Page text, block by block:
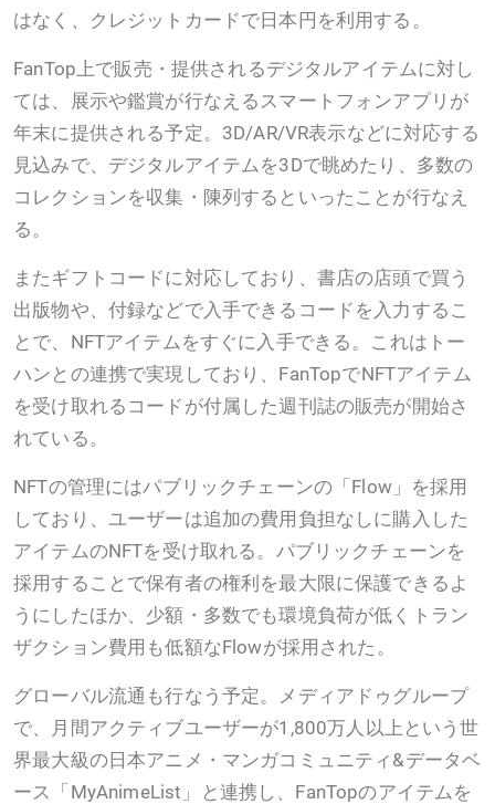
はなく、クレジットカードで日本円を利用する。
FanTop上で販売・提供されるデジタルアイテムに対し
ては、展示や鑑賞が行なえるスマートフォンアプリが
年末に提供される予定。3D/AR/VR表示などに対応する
見込みで、デジタルアイテムを3Dで眺めたり、多数の
コレクションを収集・陳列するといったことが行なえ
る。
またギフトコードに対応しており、書店の店頭で買う
出版物や、付録などで入手できるコードを入力するこ
とで、NFTアイテムをすぐに入手できる。これはトー
ハンとの連携で実現しており、FanTopでNFTアイテム
を受け取れるコードが付属した週刊誌の販売が開始さ
れている。
NFTの管理にはパブリックチェーンの「Flow」を採用
しており、ユーザーは追加の費用負担なしに購入した
アイテムのNFTを受け取れる。パブリックチェーンを
採用することで保有者の権利を最大限に保護できるよ
うにしたほか、少額・多数でも環境負荷が低くトラン
ザクション費用も低額なFlowが採用された。
グローバル流通も行なう予定。メディアドゥグループ
で、月間アクティブユーザーが1,800万人以上という世
界最大級の日本アニメ・マンガコミュニティ&データベ
ース「MyAnimeList」と連携し、FanTopのアイテムを